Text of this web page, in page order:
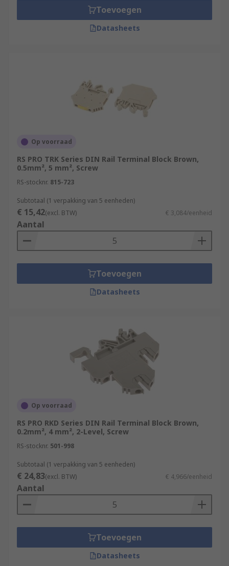
Toevoegen
Datasheets
Op voorraad
RS PRO TRK Series DIN Rail Terminal Block Brown,
0.5mm², 5 mm², Screw
RS-stocknr. 815-723
Subtotaal (1 verpakking van 5 eenheden)
€ 15,42(excl. BTW) € 3,084/eenheid
Aantal
Toevoegen
Datasheets
Op voorraad
RS PRO RKD Series DIN Rail Terminal Block Brown,
0.2mm², 4 mm², 2-Level, Screw
RS-stocknr. 501-998
Subtotaal (1 verpakking van 5 eenheden)
€ 24,83(excl. BTW) € 4,966/eenheid
Aantal
Toevoegen
Datasheets